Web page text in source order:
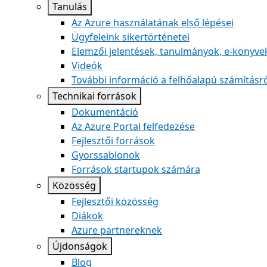
Tanulás
Az Azure használatának első lépései
Ügyfeleink sikertörténetei
Elemzői jelentések, tanulmányok, e-
Videók
További információ a felhőalapú
Technikai források
Dokumentáció
Az Azure Portal felfedezése
Fejlesztői források
Gyorssablonok
Források startupok számára
Közösség
Fejlesztői közösség
Diákok
Azure partnereknek
Újdonságok
Blog